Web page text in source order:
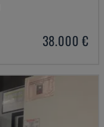
38.000 €